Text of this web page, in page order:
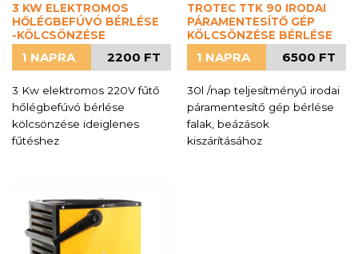
3 KW ELEKTROMOS
HŐLÉGBEFÚVÓ BÉRLÉSE
-KÖLCSÖNZÉSE
1 NAPRA 2200 FT
3 Kw elektromos 220V fűtő
hőlégbefúvó bérlése
kölcsönzése ideiglenes
fűtéshez
TROTEC TTK 90 IRODAI
PÁRAMENTESÍTŐ GÉP
KÖLCSÖNZÉSE BÉRLÉSE
1 NAPRA 6500 FT
30l /nap teljesítményű irodai
páramentesítő gép bérlése
falak, beázások
kiszárításához